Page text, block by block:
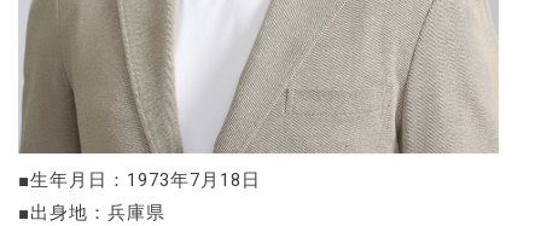
■生年月日：1973年7月18日
■出身地：兵庫県